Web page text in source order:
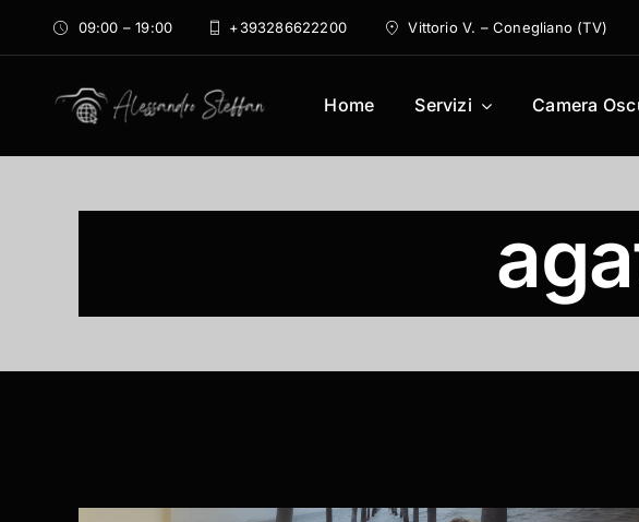
09:00 – 19:00 +393286622200 Vittorio V. – Conegliano (TV)
Home Servizi Camera